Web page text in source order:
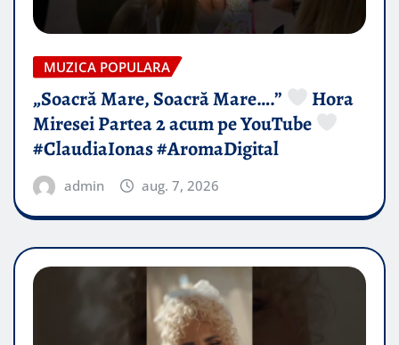
MUZICA POPULARA
„Soacră Mare, Soacră Mare….”
Hora
Miresei Partea 2 acum pe YouTube
#ClaudiaIonas #AromaDigital
admin aug. 7, 2026